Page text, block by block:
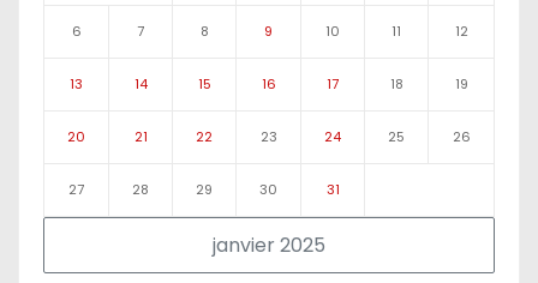
janvier 2025
6 7 8 9 10 11 12
13 14 15 16 17 18 19
20 21 22 23 24 25 26
27 28 29 30 31